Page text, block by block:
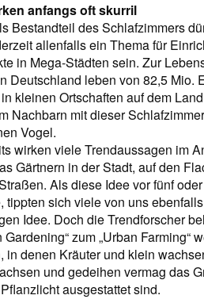
anfangs oft skurril
Bestandteil des Schlafzimmers
allenfalls ein Thema für
in Mega-Städten sein. Zur
Deutschland leben von 82,5
kleinen Ortschaften auf dem
Nachbarn mit dieser
Vogel.
wirken viele Trendaussagen im
Gärtnern in der Stadt, auf den
Als diese Idee vor fünf
tippten sich viele von uns
Idee. Doch die Trendforscher
Gardening“ zum „­Urban
in denen Kräuter und klein
und gedeihen vermag das
ausgestattet sind.